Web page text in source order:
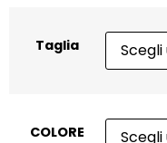
Taglia
COLORE